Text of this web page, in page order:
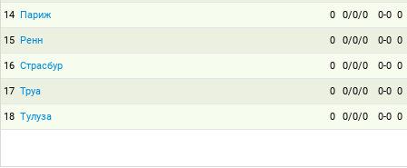
14 Париж 0 0/0/0 0-0 0
15 Ренн 0 0/0/0 0-0 0
16 Страсбур 0 0/0/0 0-0 0
17 Труа 0 0/0/0 0-0 0
18 Тулуза 0 0/0/0 0-0 0